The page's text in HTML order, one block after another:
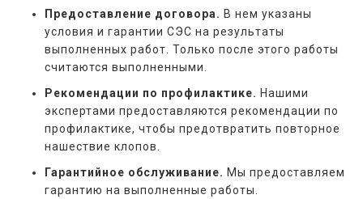
Предоставление договора. В нем указаны
условия и гарантии СЭС на результаты
выполненных работ. Только после этого работы
считаются выполненными.
Рекомендации по профилактике. Нашими
экспертами предоставляются рекомендации по
профилактике, чтобы предотвратить повторное
нашествие клопов.
Гарантийное обслуживание. Мы предоставляем
гарантию на выполненные работы.